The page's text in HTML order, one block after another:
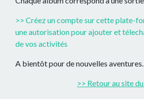
>> Créez un compte sur cette plate-
une autorisation pour ajouter et
de vos activités
A bientôt pour de nouvelles aventures.
>> Retour au site